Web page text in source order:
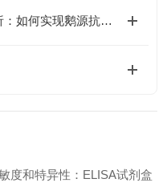
鹅ELISA试剂盒核心技术深度解析：如何实现鹅源抗体与抗原的高特异性检测及精准定量分析？
度和特异性：ELISA试剂盒